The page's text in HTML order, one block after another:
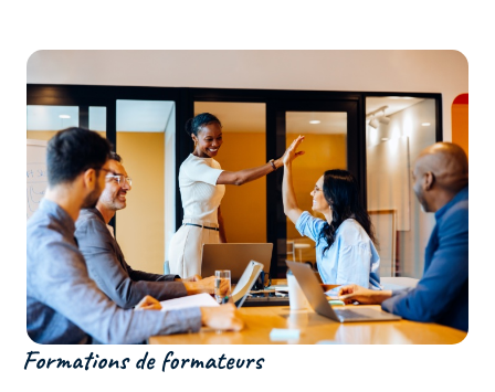
Formations de formateurs